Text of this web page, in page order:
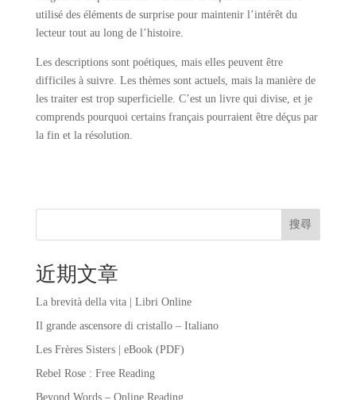
utilisé des éléments de surprise pour maintenir l’intérêt du
lecteur tout au long de l’histoire.
Les descriptions sont poétiques, mais elles peuvent être
difficiles à suivre. Les thèmes sont actuels, mais la manière de
les traiter est trop superficielle. C’est un livre qui divise, et je
comprends pourquoi certains français pourraient être déçus par
la fin et la résolution.
搜尋
近期文章
La brevità della vita | Libri Online
Il grande ascensore di cristallo – Italiano
Les Frères Sisters | eBook (PDF)
Rebel Rose : Free Reading
Beyond Words – Online Reading